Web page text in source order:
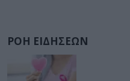
ΡΟΗ ΕΙΔΗΣΕΩΝ